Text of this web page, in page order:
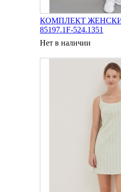
КОМПЛЕКТ ЖЕНСКИЙ
85197.1F-524.1351
Нет в наличии